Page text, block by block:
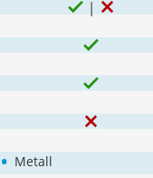
• Metall